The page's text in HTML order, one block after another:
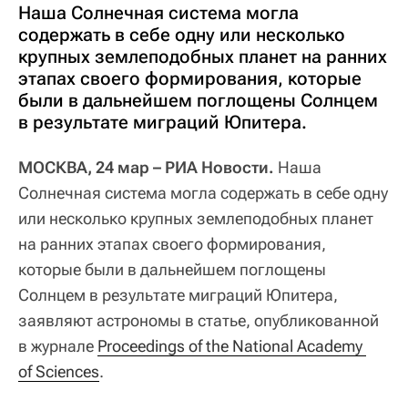
Наша Солнечная система могла
содержать в себе одну или несколько
крупных землеподобных планет на ранних
этапах своего формирования, которые
были в дальнейшем поглощены Солнцем
в результате миграций Юпитера.
МОСКВА, 24 мар – РИА Новости. Наша
Солнечная система могла содержать в себе одну
или несколько крупных землеподобных планет
на ранних этапах своего формирования,
которые были в дальнейшем поглощены
Солнцем в результате миграций Юпитера,
заявляют астрономы в статье, опубликованной
в журнале Proceedings of the National Academy
of Sciences.